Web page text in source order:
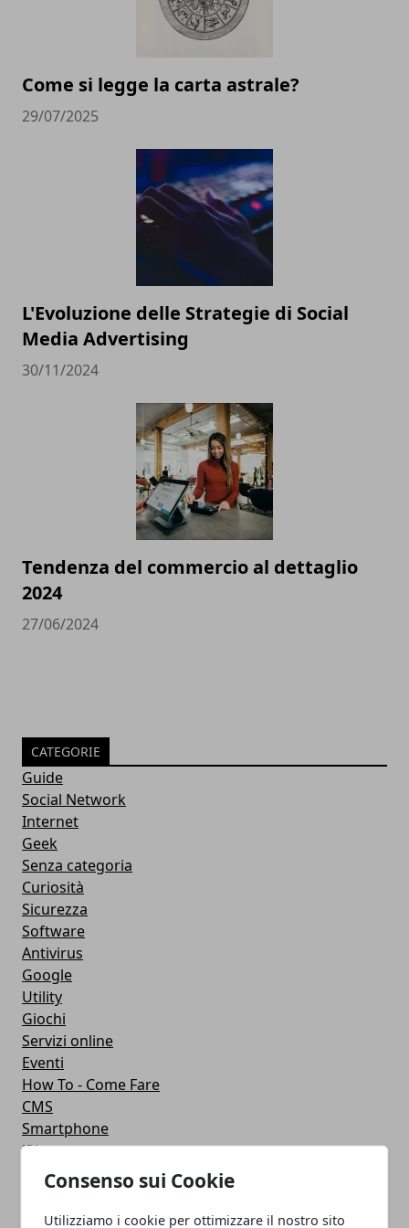
Consenso sui Cookie
Utilizziamo i cookie per ottimizzare il nostro sito
Come si legge la carta astrale?
29/07/2025
L'Evoluzione delle Strategie di Social
Media Advertising
30/11/2024
Tendenza del commercio al dettaglio
2024
27/06/2024
CATEGORIE
Guide
Social Network
Internet
Geek
Senza categoria
Curiosità
Sicurezza
Software
Antivirus
Google
Utility
Giochi
Servizi online
Eventi
How To - Come Fare
CMS
Smartphone
iPhone
Apple
Videogames
Streaming